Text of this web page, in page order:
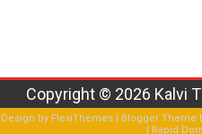
Copyright © 2026 Kalvi
Design by FlexiThemes| Blogger Theme
| Rapid